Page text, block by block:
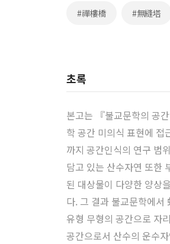
#禪樓橋 #無縫塔
초록
본고는 『불교문학의 공
학 공간 미의식 표현에 접
까지 공간인식의 연구 범
담고 있는 산수자연 또한
된 대상물이 다양한 양상
다. 그 결과 불교문학에
유형 무형의 공간으로 자
공간으로서 산수의 운수